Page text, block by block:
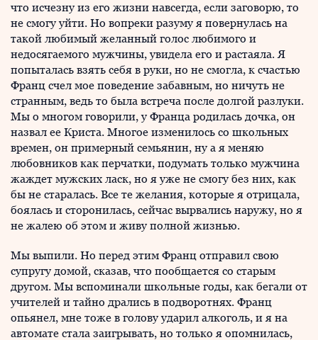
что исчезну из его жизни навсегда, если заговорю, то
не смогу уйти. Но вопреки разуму я повернулась на
такой любимый желанный голос любимого и
недосягаемого мужчины, увидела его и растаяла. Я
попыталась взять себя в руки, но не смогла, к счастью
Франц счел мое поведение забавным, но ничуть не
странным, ведь то была встреча после долгой разлуки.
Мы о многом говорили, у Франца родилась дочка, он
назвал ее Криста. Многое изменилось со школьных
времен, он примерный семьянин, ну а я меняю
любовников как перчатки, подумать только мужчина
жаждет мужских ласк, но я уже не смогу без них, как
бы не старалась. Все те желания, которые я отрицала,
боялась и сторонилась, сейчас вырвались наружу, но я
не жалею об этом и живу полной жизнью.
Мы выпили. Но перед этим Франц отправил свою
супругу домой, сказав, что пообщается со старым
другом. Мы вспоминали школьные годы, как бегали от
учителей и тайно дрались в подворотнях. Франц
опьянел, мне тоже в голову ударил алкоголь, и я на
автомате стала заигрывать, но только я опомнилась,